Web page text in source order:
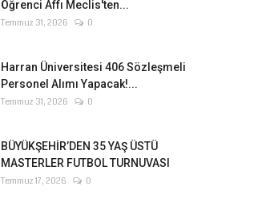
Öğrenci Affı Meclis'ten...
Temmuz 31, 2026 0
Harran Üniversitesi 406 Sözleşmeli
Personel Alımı Yapacak!...
Temmuz 31, 2026 0
BÜYÜKŞEHİR’DEN 35 YAŞ ÜSTÜ
MASTERLER FUTBOL TURNUVASI
Temmuz 17, 2026 0